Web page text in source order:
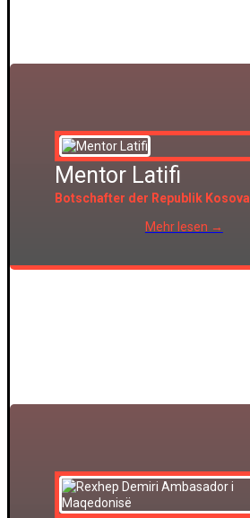
Mentor Latifi
Botschafter der Republik Kosova
Mehr lesen →